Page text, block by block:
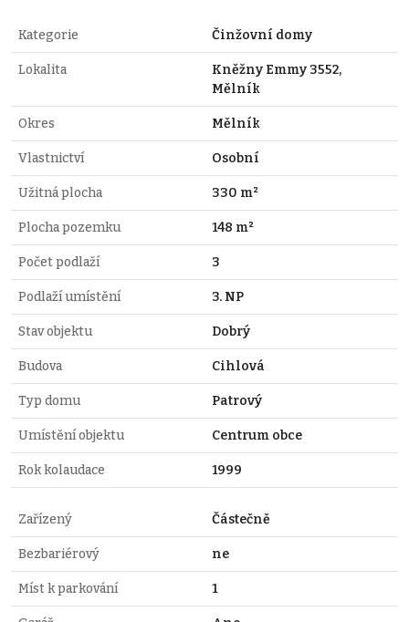
Kategorie Činžovní domy
Lokalita
Kněžny Emmy 3552,
Mělník
Okres Mělník
Vlastnictví Osobní
Užitná plocha 330 m²
Plocha pozemku 148 m²
Počet podlaží 3
Podlaží umístění 3. NP
Stav objektu Dobrý
Budova Cihlová
Typ domu Patrový
Umístění objektu Centrum obce
Rok kolaudace 1999
Zařízený Částečně
Bezbariérový ne
Míst k parkování 1